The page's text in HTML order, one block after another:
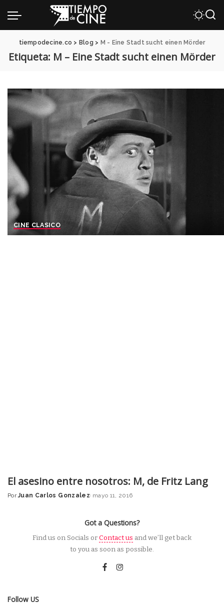
tiempodecine.co > Blog > M - Eine Stadt sucht einen Mörder
Etiqueta: M – Eine Stadt sucht einen Mörder
CINE CLASICO
El asesino entre nosotros: M, de Fritz Lang
Posted
Por Juan Carlos Gonzalez mayo 11, 2016
Got a Questions?
Find us on Socials orContact us and we’ll get back
to you as soon as possible.
Follow US